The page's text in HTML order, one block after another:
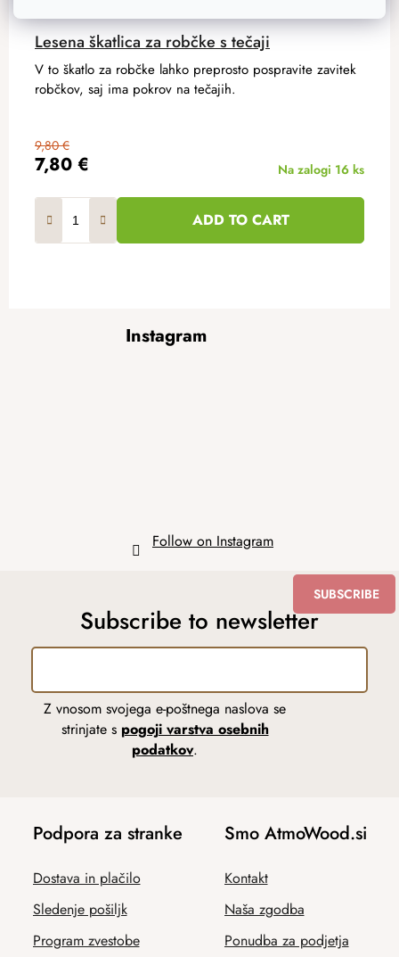
Lesena škatlica za robčke s tečaji
7,80 €
9,80 €
Na zalogi 16 ks
ADD TO CART
V to škatlo za robčke lahko preprosto pospravite zavitek
robčkov, saj ima pokrov na tečajih.
Instagram
Follow on Instagram
Subscribe to newsletter
Z vnosom svojega e-poštnega naslova se
strinjate s pogoji varstva osebnih
podatkov.
SUBSCRIBE
Podpora za stranke
Dostava in plačilo
Sledenje pošiljk
Program zvestobe
Smo AtmoWood.si
Kontakt
Naša zgodba
Ponudba za podjetja